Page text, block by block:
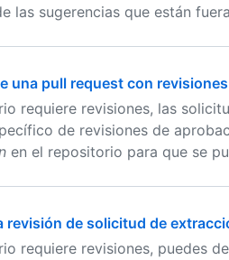
las sugerencias que están
una pull request con
requiere revisiones, las
de revisiones de
en el repositorio para que se
revisión de solicitud de
requiere revisiones, puedes